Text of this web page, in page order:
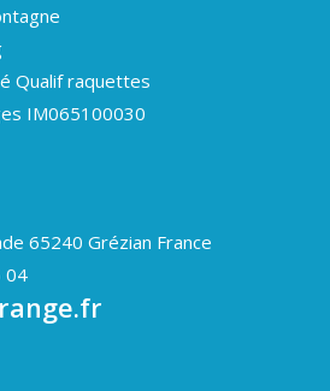
Qualif raquettes
IM065100030
65240 Grézian France
04